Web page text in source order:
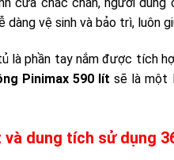
vệ sinh và bảo trì, luôn
phần tay nắm được tích
Pinimax 590 lít sẽ là một
dung tích sử dụng